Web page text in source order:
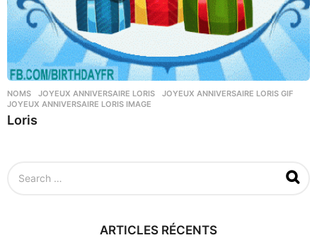
NOMS JOYEUX ANNIVERSAIRE LORIS ,JOYEUX ANNIVERSAIRE LORIS GIF
JOYEUX ANNIVERSAIRE LORIS IMAGE
Loris
ARTICLES RÉCENTS